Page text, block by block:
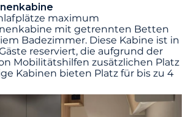
maximum
mit getrennten Betten
Badezimmer. Diese Kabine ist in
reserviert, die aufgrund der
Mobilitätshilfen zusätzlichen Platz
Kabinen bieten Platz für bis zu 4